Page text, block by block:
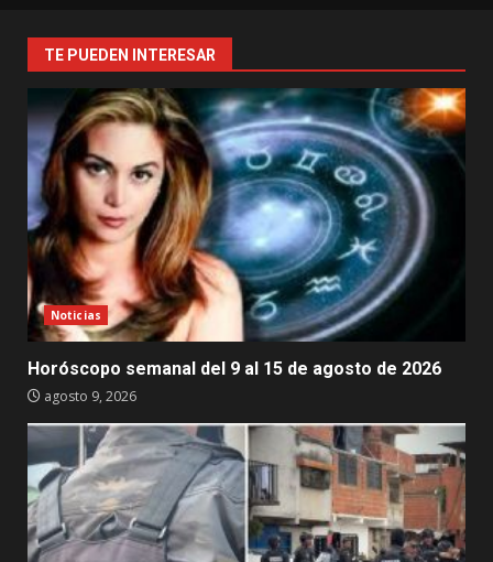
TE PUEDEN INTERESAR
Noticias
Horóscopo semanal del 9 al 15 de agosto de 2026
agosto 9, 2026